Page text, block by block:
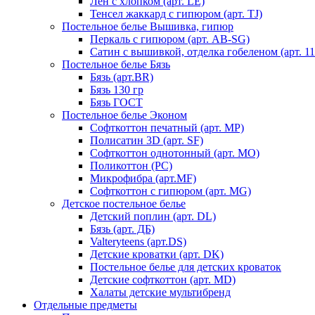
Тенсел жаккард с гипюром (арт. TJ)
Постельное белье Вышивка, гипюр
Перкаль с гипюром (арт. AB-SG)
Сатин с вышивкой, отделка гобеленом (арт.
Постельное белье Бязь
Бязь (арт.BR)
Бязь 130 гр
Бязь ГОСТ
Постельное белье Эконом
Софткоттон печатный (арт. MР)
Полисатин 3D (арт. SF)
Софткоттон однотонный (арт. MO)
Поликоттон (PC)
Микрофибра (арт.MF)
Софткоттон с гипюром (арт. MG)
Детское постельное белье
Детский поплин (арт. DL)
Бязь (арт. ДБ)
Valteryteens (арт.DS)
Детские кроватки (арт. DK)
Постельное белье для детских кроваток
Детские софткоттон (арт. MD)
Халаты детские мультибренд
Отдельные предметы